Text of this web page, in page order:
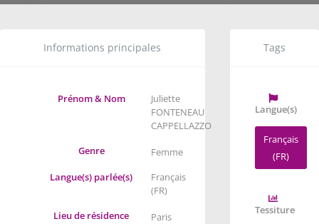
Informations principales
Prénom & Nom
Juliette
FONTENEAU
CAPPELLAZZO
Genre
Femme
Langue(s) parlée(s)
Français
(FR)
Lieu de résidence
Paris
Tags
Langue(s)
Français
(FR)
Tessiture